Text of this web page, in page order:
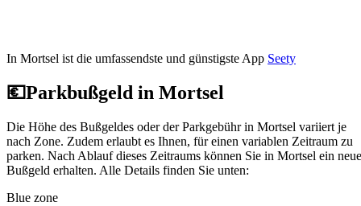
In Mortsel ist die umfassendste und günstigste App Seety
💶Parkbußgeld in Mortsel
Die Höhe des Bußgeldes oder der Parkgebühr in Mortsel variiert je
nach Zone. Zudem erlaubt es Ihnen, für einen variablen Zeitraum zu
parken. Nach Ablauf dieses Zeitraums können Sie in Mortsel ein
Bußgeld erhalten. Alle Details finden Sie unten:
Blue zone